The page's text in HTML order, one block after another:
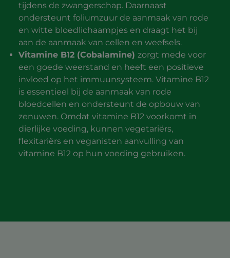
tijdens de zwangerschap. Daarnaast
ondersteunt foliumzuur de aanmaak van rode
en witte bloedlichaampjes en draagt het bij
aan de aanmaak van cellen en weefsels.
Vitamine B12 (Cobalamine) zorgt mede voor
een goede weerstand en heeft een positieve
invloed op het immuunsysteem. Vitamine B12
is essentieel bij de aanmaak van rode
bloedcellen en ondersteunt de opbouw van
zenuwen. Omdat vitamine B12 voorkomt in
dierlijke voeding, kunnen vegetariërs,
flexitariërs en veganisten aanvulling van
vitamine B12 op hun voeding gebruiken.